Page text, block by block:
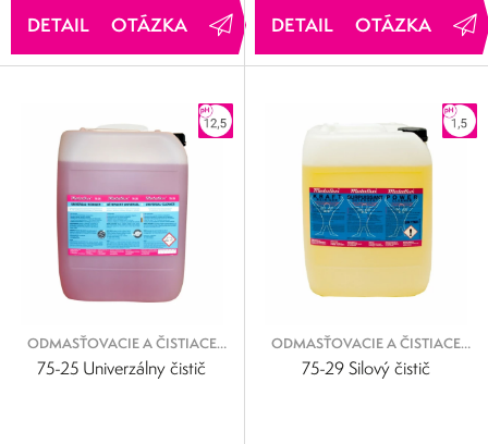
OTÁZKA OTÁZKA
ODMASŤOVACIE A ČISTIACE
KVAPALINY
75-25 Univerzálny čistič
ODMASŤOVACIE A ČISTIACE
KVAPALINY
75-29 Silový čistič